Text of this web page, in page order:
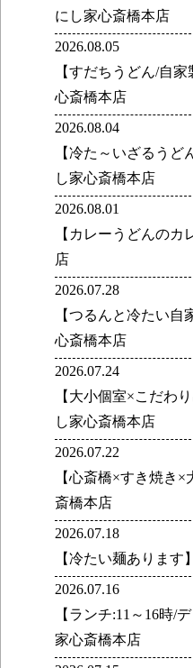
にし家心斎橋本店
2026.08.05
【すだちうどん/自
心斎橋本店
2026.08.04
【冷た～いざるうど
し家心斎橋本店
2026.08.01
【カレーうどんの
店
2026.07.28
【つるんと冷たい自
心斎橋本店
2026.07.24
【大小個室×こだわ
し家心斎橋本店
2026.07.22
【心斎橋×すき焼き
斎橋本店
2026.07.18
【冷たい麺あります
2026.07.16
【ランチ:11～16時/
家心斎橋本店